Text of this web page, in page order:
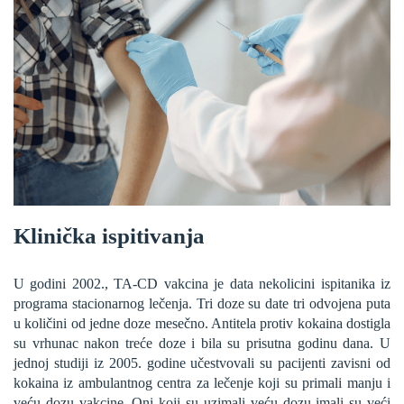
Klinička ispitivanja
U godini 2002., TA-CD vakcina je data nekolicini ispitanika iz
programa stacionarnog lečenja. Tri doze su date tri odvojena puta
u količini od jedne doze mesečno. Antitela protiv kokaina dostigla
su vrhunac nakon treće doze i bila su prisutna godinu dana. U
jednoj studiji iz 2005. godine učestvovali su pacijenti zavisni od
kokaina iz ambulantnog centra za lečenje koji su primali manju i